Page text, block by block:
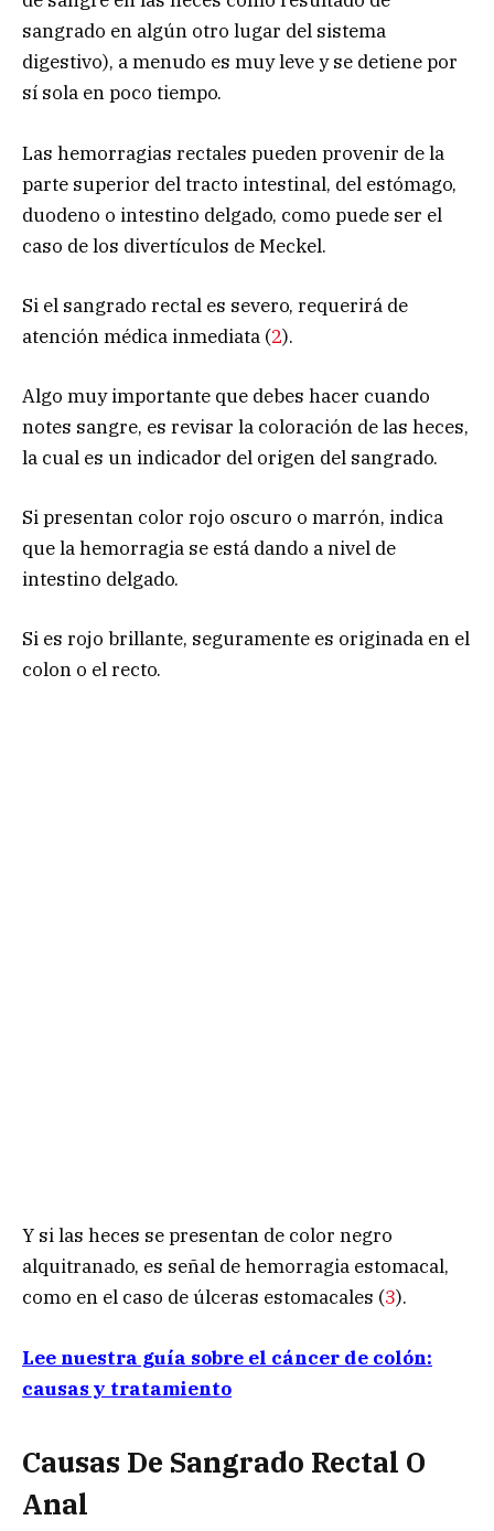
sangrado en algún otro lugar del sistema
digestivo), a menudo es muy leve y se detiene por
sí sola en poco tiempo.
Las hemorragias rectales pueden provenir de la
parte superior del tracto intestinal, del estómago,
duodeno o intestino delgado, como puede ser el
caso de los divertículos de Meckel.
Si el sangrado rectal es severo, requerirá de
atención médica inmediata (2).
Algo muy importante que debes hacer cuando
notes sangre, es revisar la coloración de las heces,
la cual es un indicador del origen del sangrado.
Si presentan color rojo oscuro o marrón, indica
que la hemorragia se está dando a nivel de
intestino delgado.
Si es rojo brillante, seguramente es originada en el
colon o el recto.
Y si las heces se presentan de color negro
alquitranado, es señal de hemorragia estomacal,
como en el caso de úlceras estomacales (3).
Lee nuestra guía sobre el cáncer de colón:
causas y tratamiento
Causas De Sangrado Rectal O
Anal